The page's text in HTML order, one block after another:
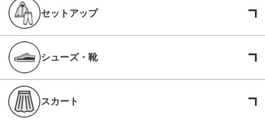
セットアップ
シューズ・靴
スカート